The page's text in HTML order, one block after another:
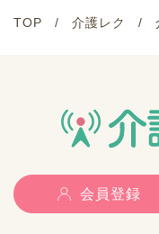
TOP 介護レク
会員登録